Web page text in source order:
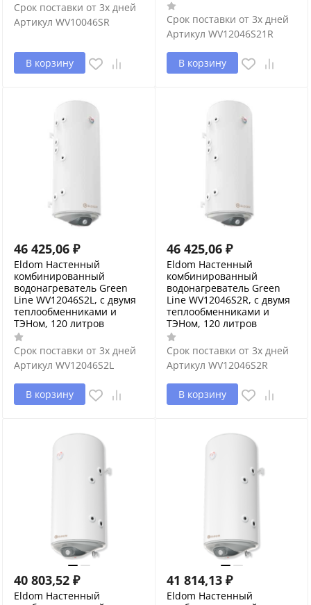
Срок поставки от 3х дней
Артикул WV10046SR
В корзину
Срок поставки от 3х дней
Артикул WV12046S21R
В корзину
46 425,06 ₽
Eldom Настенный
комбинированный
водонагреватель Green
Line WV12046S2L, с двумя
теплообменниками и
ТЭНом, 120 литров
Срок поставки от 3х дней
Артикул WV12046S2L
В корзину
46 425,06 ₽
Eldom Настенный
комбинированный
водонагреватель Green
Line WV12046S2R, с двумя
теплообменниками и
ТЭНом, 120 литров
Срок поставки от 3х дней
Артикул WV12046S2R
В корзину
40 803,52 ₽
Eldom Настенный
41 814,13 ₽
Eldom Настенный